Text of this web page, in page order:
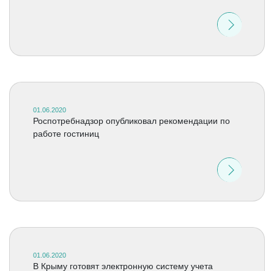
01.06.2020
Роспотребнадзор опубликовал рекомендации по
работе гостиниц
01.06.2020
В Крыму готовят электронную систему учета